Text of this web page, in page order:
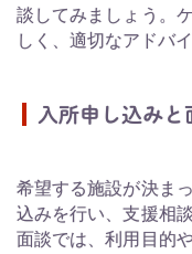
談してみましょう。
しく、適切なアドバ
入所申し込みと
希望する施設が決ま
込みを行い、支援相
面談では、利用目的